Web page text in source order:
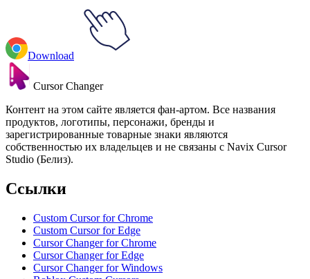
Download
Cursor Changer
Контент на этом сайте является фан-артом. Все названия
продуктов, логотипы, персонажи, бренды и
зарегистрированные товарные знаки являются
собственностью их владельцев и не связаны с Navix Cursor
Studio (Белиз).
Ссылки
Custom Cursor for Chrome
Custom Cursor for Edge
Cursor Changer for Chrome
Cursor Changer for Edge
Cursor Changer for Windows